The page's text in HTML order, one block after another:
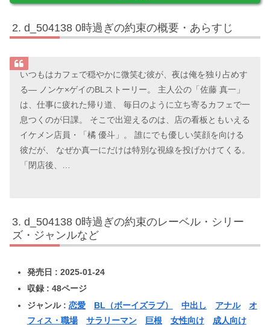
d_504138 0時過ぎの約束の概要・あらすじ
いつもはカフェで穏やかに微笑む彼が、夜は俺を独り占めす
る― ノンケ×ゲイのBLストーリー。 主人公の「佐藤 真一」
は、仕事に疲れた帰り道、 毎日のように立ち寄るカフェで一
息つくのが日課。 そこで出迎えるのは、店の看板ともいえる
イケメン店員・「橘 優斗」。 誰にでも優しい笑顔を向ける
彼だが、 なぜか真一にだけは特別な視線を投げかけてくる。
「閉店後、…
d_504138 0時過ぎの約束のレーベル・シリー
ズ・ジャンルなど
発売日 : 2025-01-24
収録 : 48ページ
ジャンル : 恋愛 BL（ボーイズラブ） 中出し アナル
オ
フィス・職場
サラリーマン 巨根 女性向け
成人向け